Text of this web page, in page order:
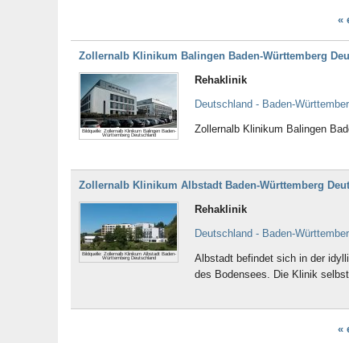
«
Zollernalb Klinikum Balingen Baden-Württemberg
Bildquelle: Zollernalb Klinikum Balingen Baden-
Württemberg Deutschland
Rehaklinik
Deutschland - Baden-
Zollernalb Klinikum Balingen
Zollernalb Klinikum Albstadt Baden-Württemberg
Bildquelle: Zollernalb Klinikum Albstadt Baden-
Württemberg Deutschland
Rehaklinik
Deutschland - Baden-
Albstadt befindet sich in der
des Bodensees. Die Klinik
«